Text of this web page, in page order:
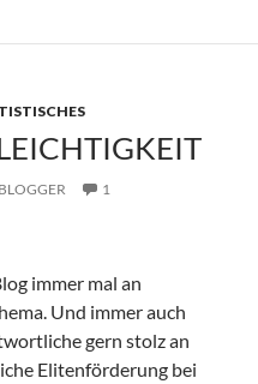
1
immer mal an
Und immer auch
gern stolz an
Elitenförderung bei